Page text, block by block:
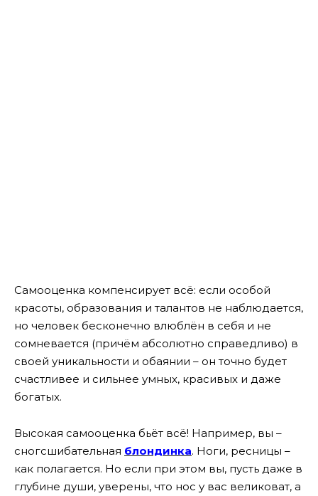
Самооценка компенсирует всё: если особой
красоты, образования и талантов не наблюдается,
но человек бесконечно влюблён в себя и не
сомневается (причём абсолютно справедливо) в
своей уникальности и обаянии – он точно будет
счастливее и сильнее умных, красивых и даже
богатых.
Высокая самооценка бьёт всё! Например, вы –
сногсшибательная блондинка. Ноги, ресницы –
как полагается. Но если при этом вы, пусть даже в
глубине души, уверены, что нос у вас великоват, а